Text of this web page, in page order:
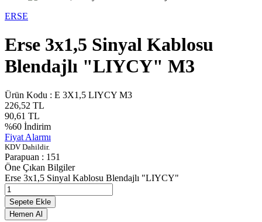
ERSE
Erse 3x1,5 Sinyal Kablosu
Blendajlı "LIYCY" M3
Ürün Kodu : E 3X1,5 LIYCY M3
226,52 TL
90,61 TL
%60 İndirim
Fiyat Alarmı
KDV Dahildir.
Parapuan : 151
Öne Çıkan Bilgiler
Erse 3x1,5 Sinyal Kablosu Blendajlı "LIYCY"
Sepete Ekle
Hemen Al